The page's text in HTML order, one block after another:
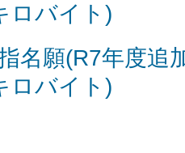
ロバイト)
名願(R7年度追
ロバイト)